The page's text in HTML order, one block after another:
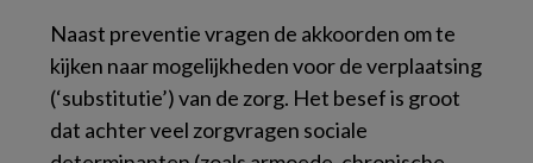
Naast preventie vragen de akkoorden om te
kijken naar mogelijkheden voor de verplaatsing
(‘substitutie’) van de zorg. Het besef is groot
dat achter veel zorgvragen sociale